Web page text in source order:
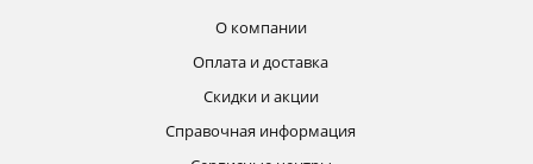
О компании
Оплата и доставка
Скидки и акции
Справочная информация